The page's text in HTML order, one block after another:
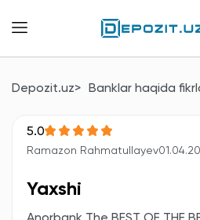
Depozit.uz Banklar haqida
5.0
Ramazon Rahmatullayev
Yaxshi